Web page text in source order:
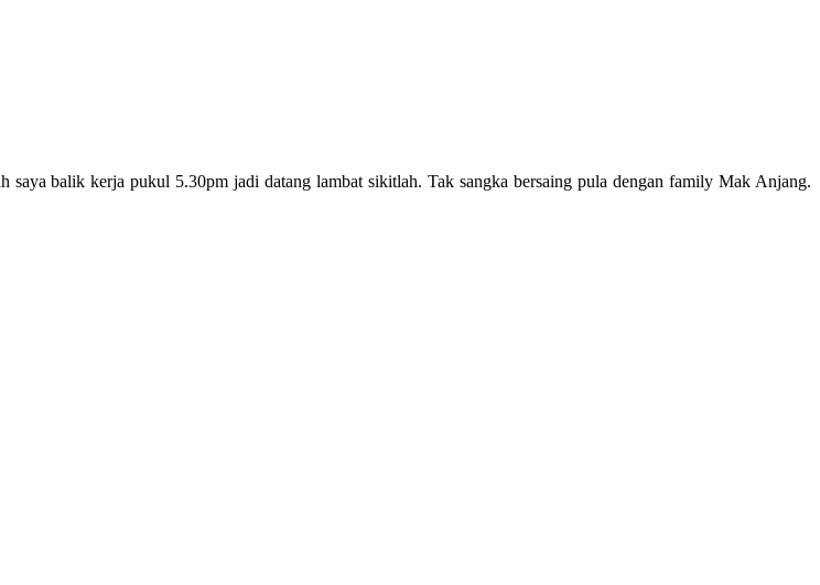
balik kerja pukul 5.30pm jadi datang lambat sikitlah. Tak sangka bersaing pula dengan family Mak Anjang.